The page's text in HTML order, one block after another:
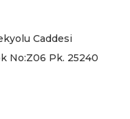
Caddesi
No:Z06 Pk. 25240